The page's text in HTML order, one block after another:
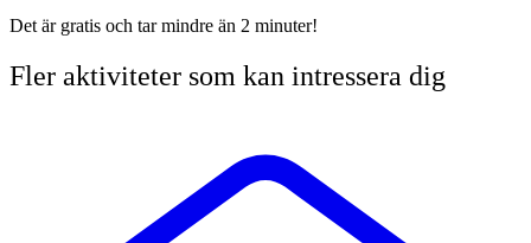
Det är gratis och tar mindre än 2 minuter!
Fler aktiviteter som kan intressera dig